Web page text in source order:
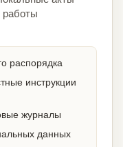
работы
распорядка
инструкции
журналы
данных